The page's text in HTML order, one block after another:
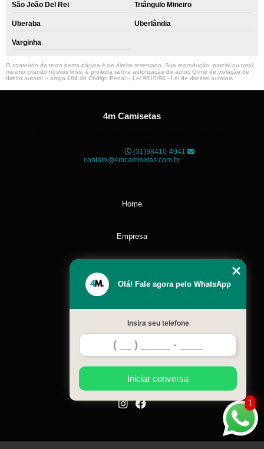
São João Del Rei Triângulo Mineiro
Uberaba Uberlândia
Varginha
O conteúdo do texto desta página é de direito reservado. Sua reprodução, parcial ou total,
mesmo citando nossos links, é proibida sem a autorização do autor. Crime de violação de
direito autoral – artigo 184 do Código Penal – Lei 9610/98 - Lei de direitos autorais
4m Camisetas
(31)98410-4941
contato@4mcamisetas.com.br
Home
Empresa
Contato
Mapa do site
1
Olá! Fale agora pelo WhatsApp
Insira seu telefone
Iniciar conversa